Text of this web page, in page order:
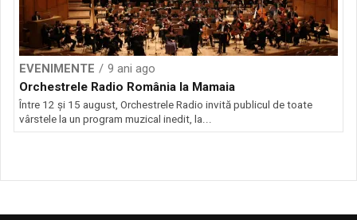
EVENIMENTE
9 ani ago
Orchestrele Radio România la Mamaia
Între 12 şi 15 august, Orchestrele Radio invită publicul de toate
vârstele la un program muzical inedit, la...